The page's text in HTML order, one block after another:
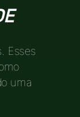
Esses
uma